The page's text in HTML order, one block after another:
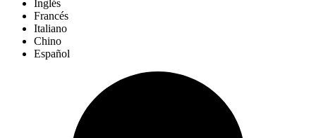
Inglés
Francés
Italiano
Chino
Español